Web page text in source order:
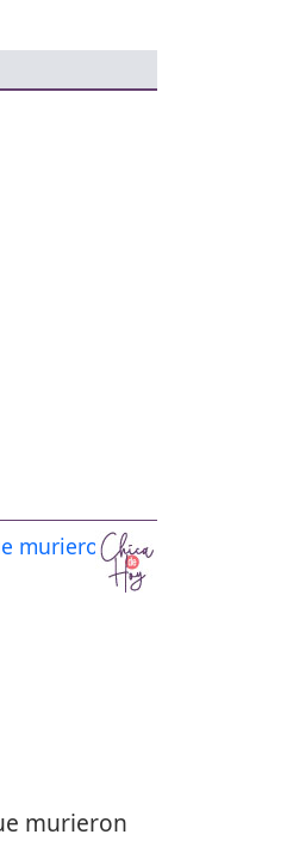
murieron